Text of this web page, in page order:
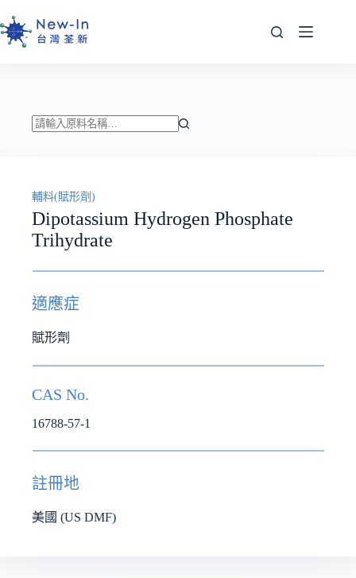
至
主
符
合
條
的
結
果
輔料(賦形劑)
Dipotassium Hydrogen Phosphate
Trihydrate
適應症
賦形劑
CAS No.
16788-57-1
註冊地
美國 (US DMF)